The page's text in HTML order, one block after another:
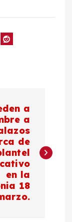
a
a
de
en la
18